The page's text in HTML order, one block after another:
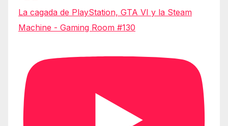
La cagada de PlayStation, GTA VI y la Steam
Machine - Gaming Room #130